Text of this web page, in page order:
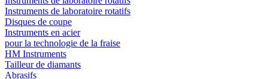
Instruments de laboratoire rotatifs
Disques de coupe
Instruments en acier
pour la technologie de la fraise
HM Instruments
Tailleur de diamants
Abrasifs